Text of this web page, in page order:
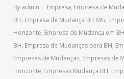
By admin Empresa, Empresa de
BH, Empresa de Mudança BH MG,
Horizonte, Empresa de Mudança em BH
BH, Empresa de Mudanças para BH,
Empresas de Mudanças, Empresas de
Horizonte, Empresas Mudança BH,